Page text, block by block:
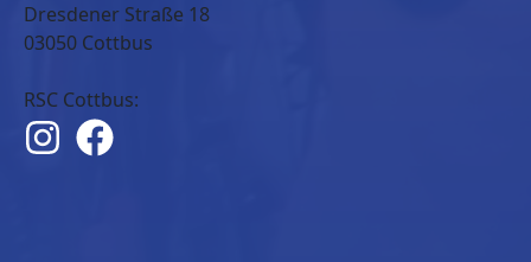
Dresdener Straße 18
03050 Cottbus
RSC Cottbus: